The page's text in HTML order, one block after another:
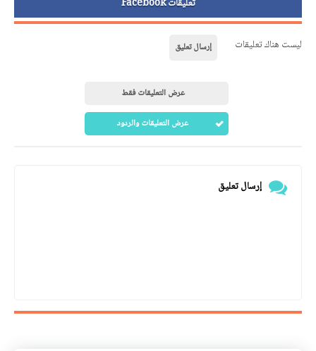
تعليقات Facebook
ليست هناك تعليقات إرسال تعليق
عرض التعليقات فقط
عرض التعليقات والردود
إرسال تعليق